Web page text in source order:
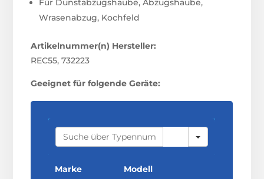
Wrasenabzug, Kochfeld
Artikelnummer(n) Hersteller:
REC55, 732223
Geeignet für folgende Geräte:
S
A
C
H
Marke Modell